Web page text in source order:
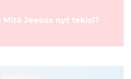
Mitä Jeesus nyt tekisi?